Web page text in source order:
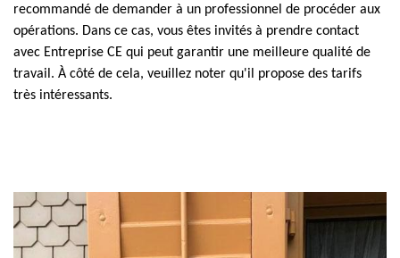
recommandé de demander à un professionnel de procéder aux
opérations. Dans ce cas, vous êtes invités à prendre contact
avec Entreprise CE qui peut garantir une meilleure qualité de
travail. À côté de cela, veuillez noter qu'il propose des tarifs
très intéressants.